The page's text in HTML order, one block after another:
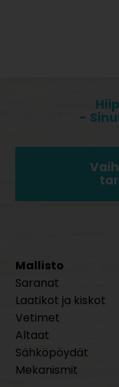
-
Mallisto
Saranat
Laatikot ja kiskot
Vetimet
Altaat
Sähköpöydät
Mekanismit